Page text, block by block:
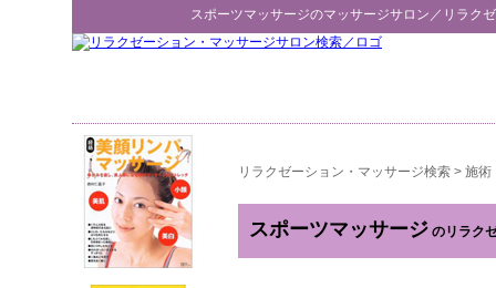
スポーツマッサージのマッサージサロン／ リラク
リラクゼーション・マッサージ検索 > 施術
スポーツマッサージ のリラク